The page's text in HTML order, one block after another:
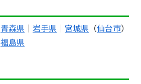
青森県 ｜ 岩手県 ｜ 宮城県 （仙台市）
福島県